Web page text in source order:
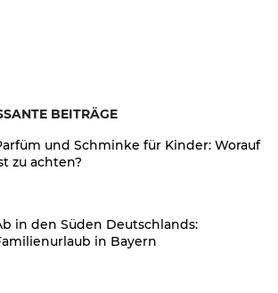
BEITRÄGE
und Schminke für Kinder: Worauf
zu achten?
in den Süden Deutschlands:
in Bayern